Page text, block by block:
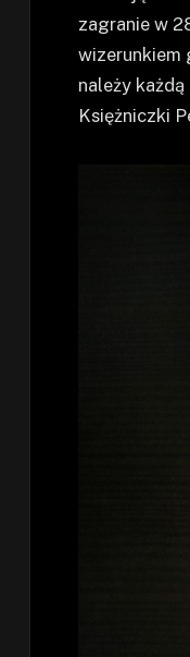
zagranie w
wizerunkiem
należy
Księżniczki